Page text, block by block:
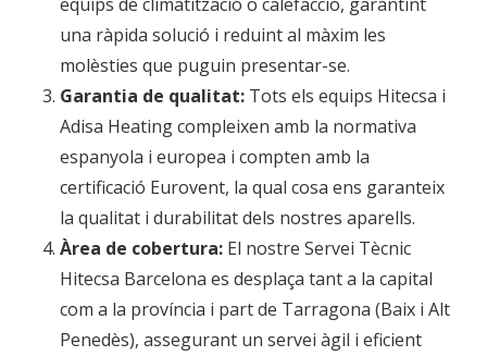
una ràpida solució i reduint al màxim les
molèsties que puguin presentar-se.
Garantia de qualitat: Tots els equips Hitecsa i
Adisa Heating compleixen amb la normativa
espanyola i europea i compten amb la
certificació Eurovent, la qual cosa ens garanteix
la qualitat i durabilitat dels nostres aparells.
Àrea de cobertura: El nostre Servei Tècnic
Hitecsa Barcelona es desplaça tant a la capital
com a la província i part de Tarragona (Baix i Alt
Penedès), assegurant un servei àgil i eficient